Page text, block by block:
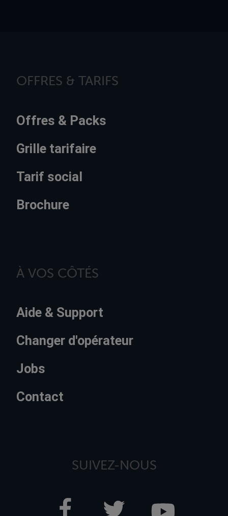
OFFRES & TARIFS
Offres & Packs
Grille tarifaire
Tarif social
Brochure
À VOS CÔTÉS
Aide & Support
Changer d'opérateur
Jobs
Contact
SUIVEZ-NOUS